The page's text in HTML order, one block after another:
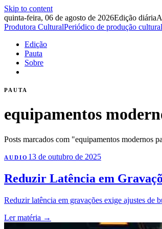
Skip to content
quinta-feira, 06 de agosto de 2026Edição diária
Produtora CulturalPeriódico de produção cultural
Edição
Pauta
Sobre
PAUTA
equipamentos
Posts marcados com "equipamentos modernos
AUDIO 13 de outubro de 2025
Reduzir Latência em
Reduzir latência em gravações exige ajustes de
Ler matéria →